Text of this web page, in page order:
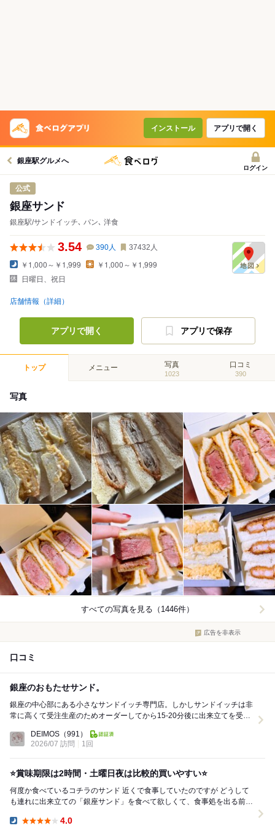
インストール アプリで開く
銀座駅グルメへ
ログイン
公式
銀座サンド
銀座駅/サンドイッチ､ パン､ 洋食
3.54 390人 37432 人
￥1,000～￥1,999
￥1,000～￥1,999
日曜日、祝日
店舗情報（詳細）
アプリで開く アプリで保存
トップ メニュー 写真
1023
口コミ
390
写真
すべての写真を見る（1446件）
広告を非表示
口コミ
銀座のおもたせサンド。
銀座の中心部にある小さなサンドイッチ専門店。しかしサンドイッチは非
常に高くて受注生産のためオーダーしてから15-20分後に出来立てを受け
DEIMOS （991）
2026/07 訪問
1回
⭐️賞味期限は2時間・土曜日夜は比較的買いやすい⭐️
何度か食べているコチラのサンド 近くで食事していたのですが どうして
も連れに出来立ての「銀座サンド」を食べて欲しくて、食事処を出る前に
4.0